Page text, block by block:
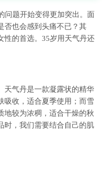
问题开始变得更加突出。面
否也会感到头痛不已？其
性的首选。35岁用天气丹还
天气丹是一款凝露状的精华
吸收，适合夏季使用；而雪
地较为浓稠，适合干燥的秋
时，我们需要结合自己的肌